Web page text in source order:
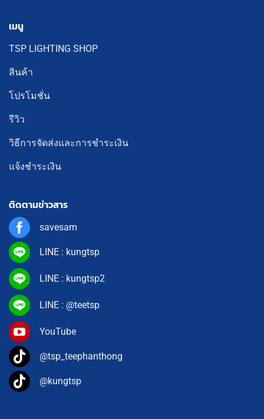
เมนู
TSP LIGHTING SHOP
สินค้า
โปรโมชั่น
รีวิว
วิธีการจัดส่งและการชำระเงิน
แจ้งชำระเงิน
ติดตามข่าวสาร
savesam
LINE : kungtsp
LINE : kungtsp2
LINE : @teetsp
YouTube
@tsp_teephanthong
@kungtsp